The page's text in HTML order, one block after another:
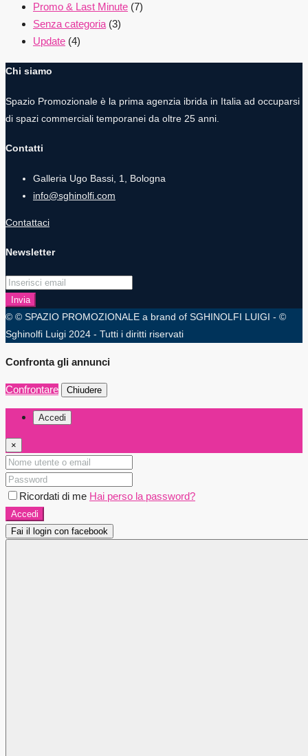
Promo & Last Minute (7)
Senza categoria(3)
Update (4)
Chi siamo
Spazio Promozionale è la prima agenzia ibrida in Italia ad occuparsi
di spazi commerciali temporanei da oltre 25 anni.
Contatti
Galleria Ugo Bassi, 1, Bologna
info@sghinolfi.com
Contattaci
Newsletter
Invia
© © SPAZIO PROMOZIONALE a brand of SGHINOLFI LUIGI - ©
Sghinolfi Luigi 2024 - Tutti i diritti riservati
Confronta gli annunci
Confrontare Chiudere
Accedi
×
Ricordati di me Hai perso la password?
Accedi
Fai il login con facebook